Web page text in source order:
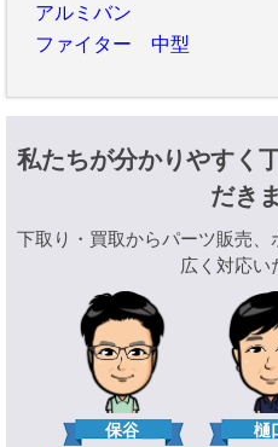
アルミバン
ファイター 中型
私たちが分かりやすく
だき
下取り・買取からパーツ販売
広く対応い
保谷 樋